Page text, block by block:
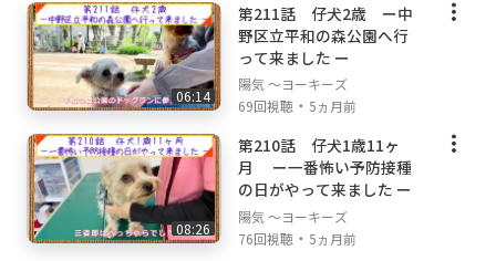
06:14
第211話 仔犬2歳 ー中
野区立平和の森公園へ行
って来ました ー
陽気 ～ヨーキーズ
69回視聴 ・5ヵ月前
08:26
第210話 仔犬1歳11ヶ
月 ー一番怖い予防接種
の日がやって来ました ー
陽気 ～ヨーキーズ
76回視聴 ・5ヵ月前